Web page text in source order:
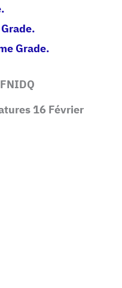
Grade.
16 Février